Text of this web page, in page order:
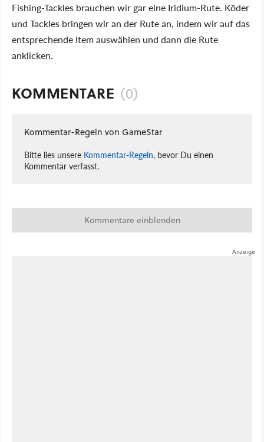
Fishing-Tackles brauchen wir gar eine Iridium-Rute. Köder
und Tackles bringen wir an der Rute an, indem wir auf das
entsprechende Item auswählen und dann die Rute
anklicken.
KOMMENTARE (0)
Kommentar-Regeln von GameStar
Bitte lies unsere Kommentar-Regeln, bevor Du einen
Kommentar verfasst.
Kommentare einblenden